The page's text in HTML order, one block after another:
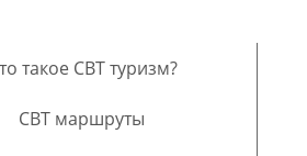
такое CBT туризм?
CBT маршруты